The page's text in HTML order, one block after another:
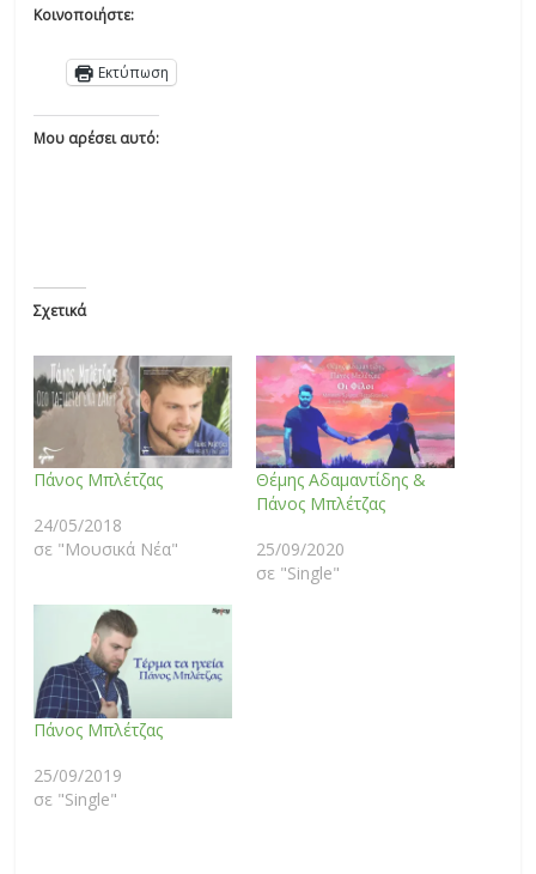
Κοινοποιήστε:
Εκτύπωση
Μου αρέσει αυτό:
Σχετικά
Πάνος Μπλέτζας
24/05/2018
σε "Μουσικά Νέα"
Θέμης Αδαμαντίδης &
Πάνος Μπλέτζας
25/09/2020
σε "Single"
Πάνος Μπλέτζας
25/09/2019
σε "Single"